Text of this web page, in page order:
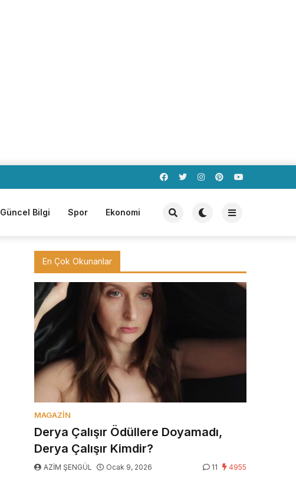
Güncel Bilgi Spor Ekonomi
En Çok Okunanlar
MAGAZIN
Derya Çalışır Ödüllere Doyamadı,
Derya Çalışır Kimdir?
AZİM ŞENGÜL Ocak 9, 2026 11 4955